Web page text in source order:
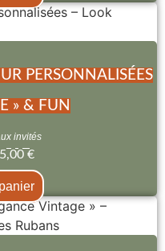
PERSONNALISÉES
» & FUN
invités
€